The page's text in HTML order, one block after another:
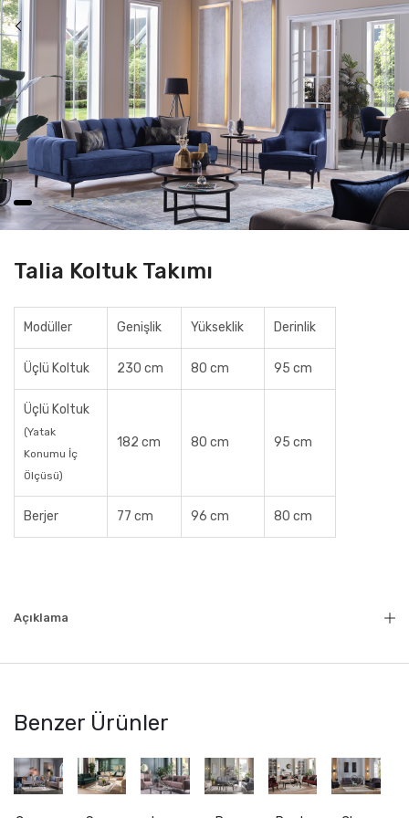
Talia Koltuk Takımı
Modüller Genişlik Yükseklik Derinlik
Üçlü Koltuk 230 cm 80 cm 95 cm
Üçlü Koltuk
(Yatak
Konumu İç
Ölçüsü)
182 cm 80 cm 95 cm
Berjer 77 cm 96 cm 80 cm
Açıklama
Benzer Ürünler